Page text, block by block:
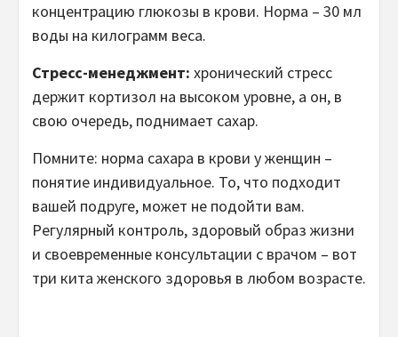
концентрацию глюкозы в крови. Норма – 30 мл
воды на килограмм веса.
Стресс-менеджмент: хронический стресс
держит кортизол на высоком уровне, а он, в
свою очередь, поднимает сахар.
Помните: норма сахара в крови у женщин –
понятие индивидуальное. То, что подходит
вашей подруге, может не подойти вам.
Регулярный контроль, здоровый образ жизни
и своевременные консультации с врачом – вот
три кита женского здоровья в любом возрасте.